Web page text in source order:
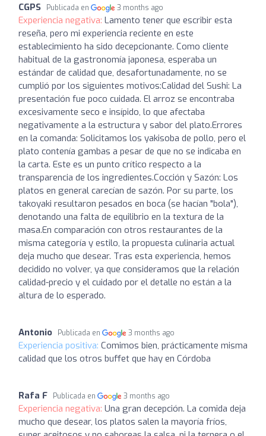
CGPS Publicada en 3 months ago
Experiencia negativa: Lamento tener que escribir esta
reseña, pero mi experiencia reciente en este
establecimiento ha sido decepcionante. Como cliente
habitual de la gastronomía japonesa, esperaba un
estándar de calidad que, desafortunadamente, no se
cumplió por los siguientes motivos: ​Calidad del Sushi: La
presentación fue poco cuidada. El arroz se encontraba
excesivamente seco e insípido, lo que afectaba
negativamente a la estructura y sabor del plato. ​Errores
en la comanda: Solicitamos los yakisoba de pollo, pero el
plato contenía gambas a pesar de que no se indicaba en
la carta. Este es un punto crítico respecto a la
transparencia de los ingredientes. ​Cocción y Sazón: Los
platos en general carecían de sazón. Por su parte, los
takoyaki resultaron pesados en boca (se hacían "bola"),
denotando una falta de equilibrio en la textura de la
masa. ​En comparación con otros restaurantes de la
misma categoría y estilo, la propuesta culinaria actual
deja mucho que desear. Tras esta experiencia, hemos
decidido no volver, ya que consideramos que la relación
calidad-precio y el cuidado por el detalle no están a la
altura de lo esperado.
Antonio Publicada en 3 months ago
Experiencia positiva: Comimos bien, prácticamente misma
calidad que los otros buffet que hay en Córdoba
Rafa F Publicada en 3 months ago
Experiencia negativa: Una gran decepción. La comida deja
mucho que desear, los platos salen la mayoría fríos,